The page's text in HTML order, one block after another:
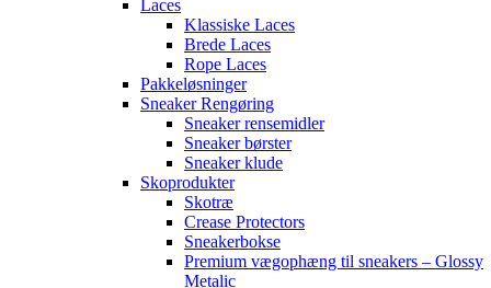
Laces
Klassiske Laces
Brede Laces
Rope Laces
Pakkeløsninger
Sneaker Rengøring
Sneaker rensemidler
Sneaker børster
Sneaker klude
Skoprodukter
Skotræ
Crease Protectors
Sneakerbokse
Premium vægophæng til sneakers – Glossy
Metalic